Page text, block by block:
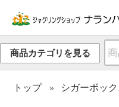
商品カテゴリを見る
トップ シガーボッ